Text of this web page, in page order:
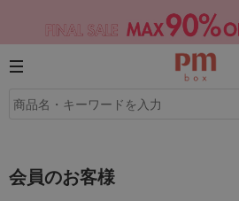
会員のお客様